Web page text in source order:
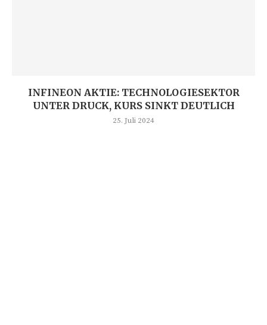
INFINEON AKTIE: TECHNOLOGIESEKTOR
UNTER DRUCK, KURS SINKT DEUTLICH
25. Juli 2024